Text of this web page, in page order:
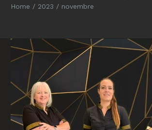
Home 2023 novembre